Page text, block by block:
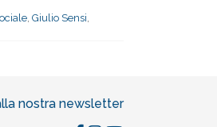
, Giulio Sensi,
nostra newsletter